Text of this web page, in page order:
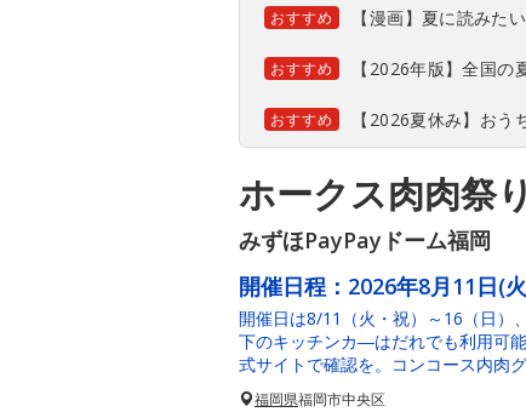
おすすめ 【漫画】夏に読みた
おすすめ 【2026年版】全国の
おすすめ 【2026夏休み】お
ホークス肉肉祭り
みずほPayPayドーム福岡
開催日程： 2026年8月11日(
開催日は8/11（火・祝）～16（日）
下のキッチンカ―はだれでも利用可
式サイトで確認を。コンコース内肉
福岡県福岡市中央区